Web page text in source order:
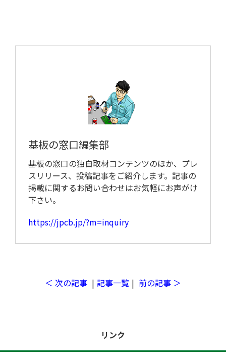
基板の窓口編集部
基板の窓口の独自取材コンテンツのほか、プレ
スリリース、投稿記事をご紹介します。記事の
掲載に関するお問い合わせはお気軽にお声がけ
下さい。
https://jpcb.jp/?m=inquiry
＜ 次の記事 | 記事一覧 | 前の記事 ＞
リンク